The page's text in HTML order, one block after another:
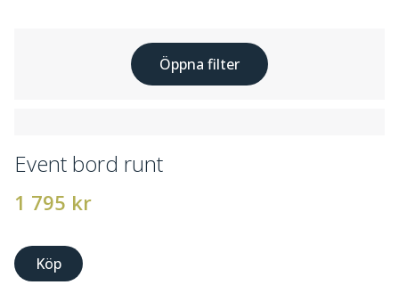
Öppna filter
Event bord runt
1 795 kr
Köp